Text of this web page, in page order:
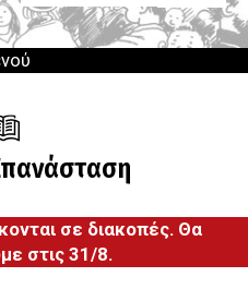
σε διακοπές. Θα
στις 31/8.